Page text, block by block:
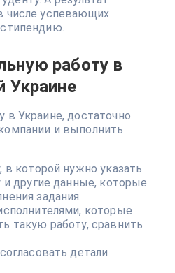
числе успевающих
работу в
Украине
в Украине, достаточно
и выполнить
в которой нужно указать
и другие данные, которые
задания.
которые
такую работу, сравнить
детали